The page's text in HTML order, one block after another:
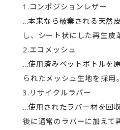
1.コンポジションレザー
...本来なら破棄される天然
し、シート状にした再生皮
2.エコメッシュ
...使用済みペットボトルを
られたメッシュ生地を採用。
3.リサイクルラバー
...使用されたラバー材を回
後に通常のラバーに加えて